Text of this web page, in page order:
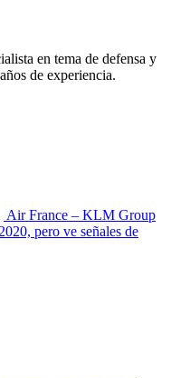
en tema de defensa y
de experiencia.
Air France – KLM Group
pero ve señales de